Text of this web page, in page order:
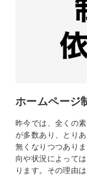
ホームページ
昨今では、全くの
が多数あり、とり
無くなりつつあり
向や状況によって
ります。その理由